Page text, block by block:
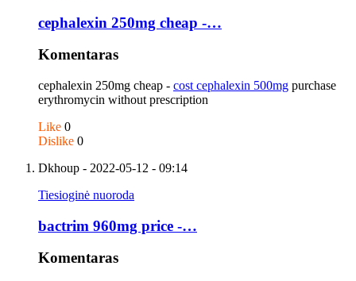
cephalexin 250mg cheap -…
Komentaras
cephalexin 250mg cheap - cost cephalexin 500mg purchase
erythromycin without prescription
Like 0
Dislike 0
Dkhoup - 2022-05-12 - 09:14
Tiesioginė nuoroda
bactrim 960mg price -…
Komentaras